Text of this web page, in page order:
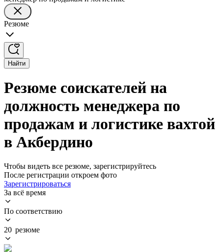
Резюме
Найти
Резюме соискателей на
должность менеджера по
продажам и логистике вахтой
в Акбердино
Чтобы видеть все резюме, зарегистрируйтесь
После регистрации откроем фото
Зарегистрироваться
За всё время
По соответствию
20 резюме